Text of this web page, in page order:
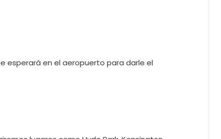
esperará en el aeropuerto para darle el